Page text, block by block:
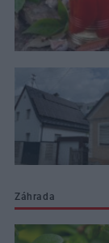
Záhrada